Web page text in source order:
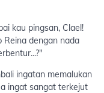
kau pingsan, Clael!
Reina dengan nada
ingatan memalukan
ingat sangat terkejut